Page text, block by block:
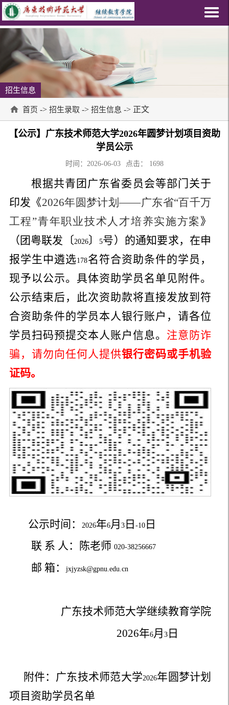
招生信息
首页 -> 招生录取 -> 招生信息 -> 正文
【公示】广东技术师范大学2026年圆梦计划项目资助
学员公示
时间：2026-06-03 点击： 1698
根据共青团广东省委员会等部门关于
印发《2026年圆梦计划——广东省“百千万
工程”青年职业技术人才培养实施方案》
（团粤联发〔2026〕5号）的通知要求，在申
报学生中遴选 178名符合资助条件的学员，
现予以公示。具体资助学员名单见附件。
公示结束后，此次资助款将直接发放到符
合资助条件的学员本人银行账户，请各位
学员扫码预提交本人账户信息。 注意防诈
骗，请勿向任何人提供银行密码或手机验
证码。
公示时间： 2026年6月 3日 -10日
联 系 人：陈老师 020-38256667
邮 箱： jxjyzsk@gpnu.edu.cn
广东技术师范大学继续教育学院
2026年6月3 日
附件：广东技术师范大学2026年圆梦计划
项目资助学员名单